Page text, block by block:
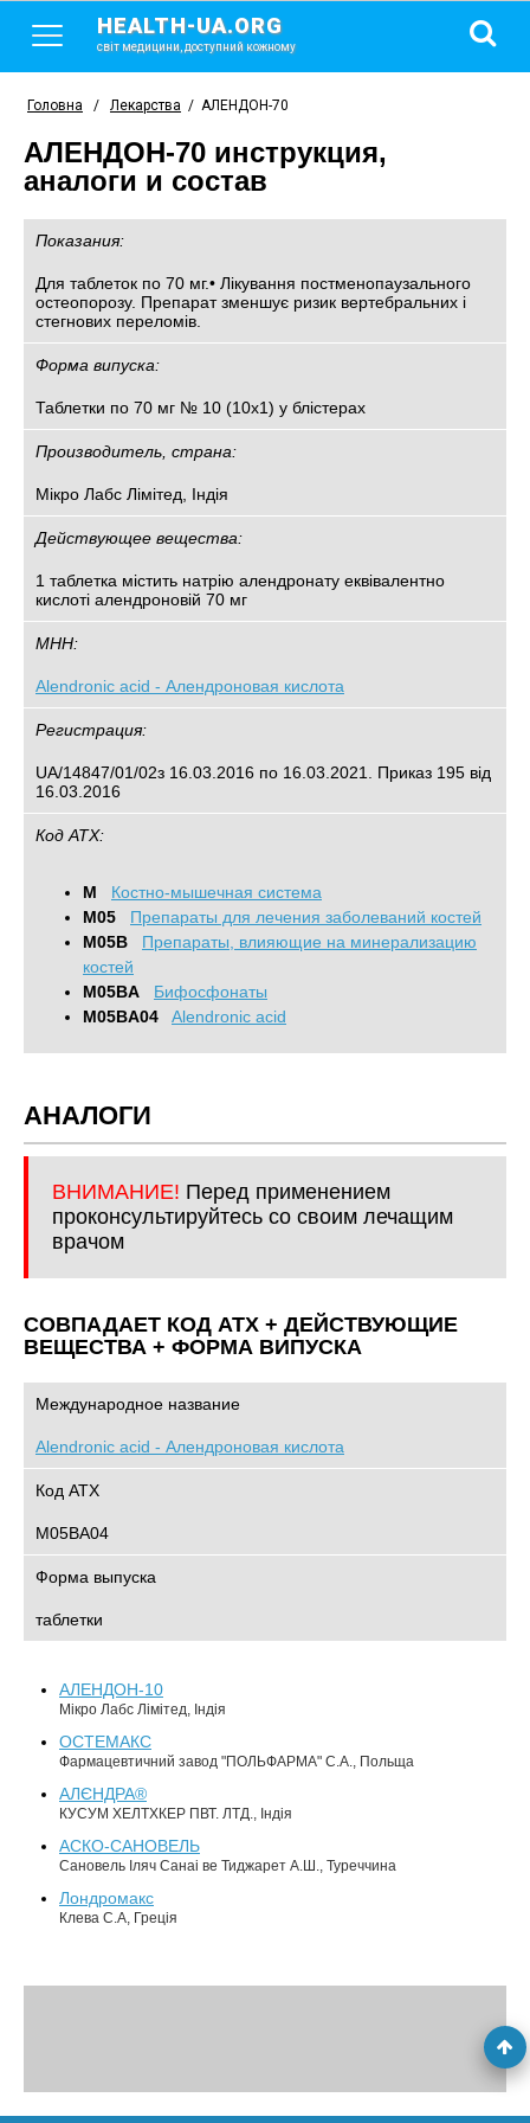
HEALTH-UA.ORG
світ медицини, доступний кожному
Головна / Лекарства / АЛЕНДОН-70
АЛЕНДОН-70 инструкция,
аналоги и состав
Показания:
Для таблеток по 70 мг.• Лікування постменопаузального
остеопорозу. Препарат зменшує ризик вертебральних і
стегнових переломів.
Форма випуска:
Таблетки по 70 мг № 10 (10х1) у блістерах
Производитель, страна:
Мікро Лабс Лімітед, Індія
Действующее вещества:
1 таблетка містить натрію алендронату еквівалентно
кислоті алендроновій 70 мг
МНН:
Alendronic acid - Алендроновая кислота
Регистрация:
UA/14847/01/02з 16.03.2016 по 16.03.2021. Приказ 195 від
16.03.2016
Код АТХ:
M
Костно-мышечная система
M05
Препараты для лечения заболеваний костей
M05B
Препараты, влияющие на минерализацию
костей
M05BA
Бифосфонаты
M05BA04
Alendronic acid
АНАЛОГИ
ВНИМАНИЕ! Перед применением
проконсультируйтесь со своим лечащим
врачом
СОВПАДАЕТ КОД ATХ + ДЕЙСТВУЮЩИЕ
ВЕЩЕСТВА + ФОРМА ВИПУСКА
Международное название
Alendronic acid - Алендроновая кислота
Код АТХ
M05BA04
Форма выпуска
таблетки
АЛЕНДОН-10
Мікро Лабс Лімітед, Індія
ОСТЕМАКС
Фармацевтичний завод "ПОЛЬФАРМА" С.А., Польща
АЛЄНДРА®
КУСУМ ХЕЛТХКЕР ПВТ. ЛТД., Індія
АСКО-САНОВЕЛЬ
Сановель Іляч Санаі ве Тиджарет А.Ш., Туреччина
Лондромакс
Клева С.А, Греція